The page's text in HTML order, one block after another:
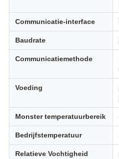
Communicatie-interface
Baudrate
Communicatiemethode
Voeding
Monster temperatuurbereik
Bedrijfstemperatuur
Relatieve Vochtigheid